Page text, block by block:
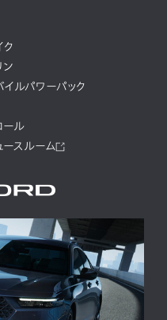
開しました。
を更新しました。
ター
のホームページを公開し
ク
ン
イルパワーパック
ール
ースルーム